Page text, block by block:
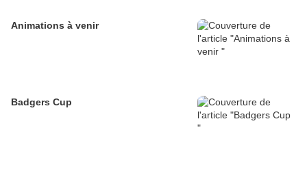
Animations à venir
Badgers Cup